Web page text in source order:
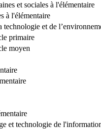
et sociales à l'élémentaire
à l'élémentaire
technologie et de
primaire
moyen
et technologie de